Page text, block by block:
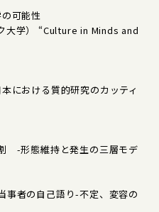
可能性
大学） “Culture in Minds and
おける質的研究のカッティ
-形態維持と発生の三層モデ
事者の自己語り-不定、変容の